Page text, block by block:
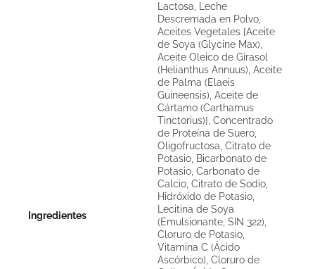
Ingredientes
Lactosa, Leche
Descremada en Polvo,
Aceites Vegetales [Aceite
de Soya (Glycine Max),
Aceite Oleico de Girasol
(Helianthus Annuus), Aceite
de Palma (Elaeis
Guineensis), Aceite de
Cártamo (Carthamus
Tinctorius)], Concentrado
de Proteína de Suero,
Oligofructosa, Citrato de
Potasio, Bicarbonato de
Potasio, Carbonato de
Calcio, Citrato de Sodio,
Hidróxido de Potasio,
Lecitina de Soya
(Emulsionante, SIN 322),
Cloruro de Potasio,
Vitamina C (Ácido
Ascórbico), Cloruro de